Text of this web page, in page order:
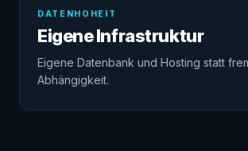
DATENHOHEIT
Eigene Infrastruktur
Eigene Datenbank und Hosting statt
Abhängigkeit.